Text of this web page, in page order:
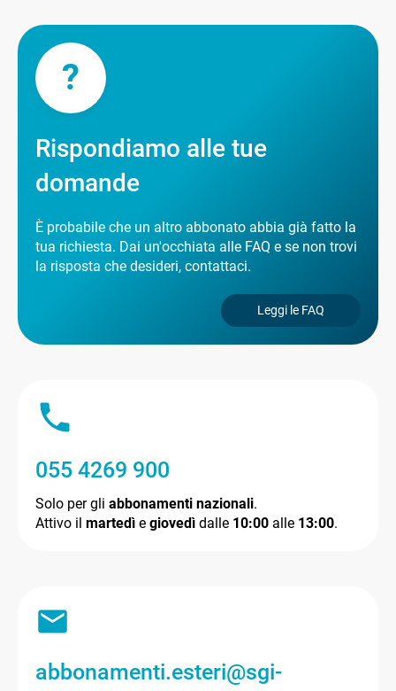
?
Rispondiamo alle tue
domande
È probabile che un altro abbonato abbia già fatto la
tua richiesta. Dai un'occhiata alle FAQ e se non trovi
la risposta che desideri, contattaci.
Leggi le FAQ
055 4269 900
Solo per gli abbonamenti nazionali.
Attivo il martedì e giovedì dalle 10:00 alle 13:00.
abbonamenti.esteri@sgi-